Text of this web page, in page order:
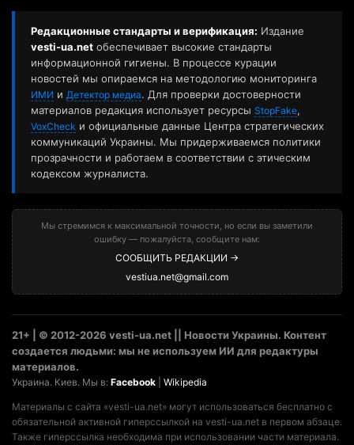
Редакционные стандарты и верификация: Издание
vesti-ua.net обеспечивает высокие стандарты
информационной гигиены. В процессе курации
новостей мы опираемся на методологию мониторинга
ИМИ и Детектор медиа. Для проверки достоверности
материалов редакция использует ресурсы StopFake,
VoxCheck и официальные данные Центра стратегических
коммуникаций Украины. Мы придерживаемся политики
прозрачности и работаем в соответствии с этическим
кодексом журналиста.
Мы стремимся к максимальной точности, но если вы заметили
ошибку — пожалуйста, сообщите нам:
СООБЩИТЬ РЕДАКЦИИ →
vestiua.net@gmail.com
21+ | © 2012-2026 vesti-ua.net || Новости Украины. Контент
создается людьми: мы не используем ИИ для редактуры
материалов.
Украина. Киев. Мы в: Facebook Wikipedia
Материалы с сайта «vesti-ua.net» могут использоваться бесплатно с
обязательной активной гиперссылкой на vesti-ua.net в первом абзаце.
Также гиперссылка необходима при использовании части материала.